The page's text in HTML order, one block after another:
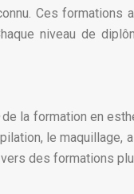
Ces
niveau de
de la formation en
le
des formations